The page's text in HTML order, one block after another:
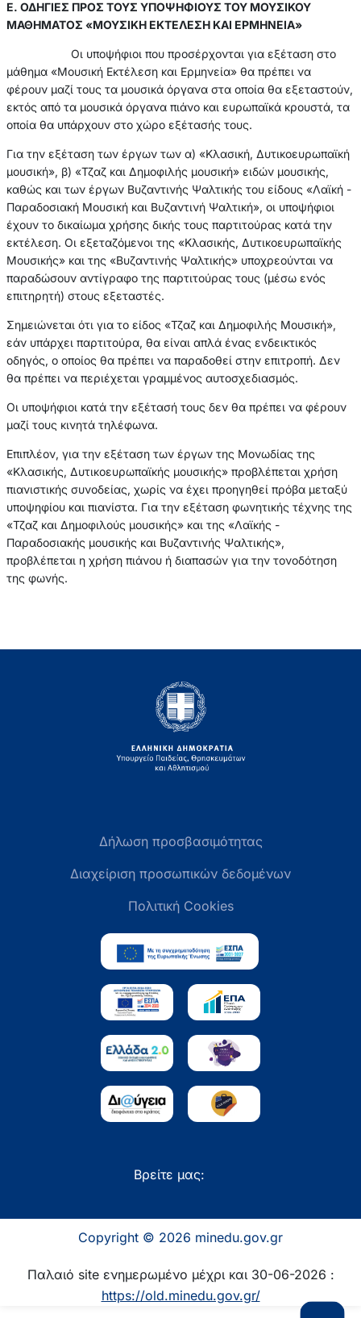
Ε. ΟΔΗΓΙΕΣ ΠΡΟΣ ΤΟΥΣ ΥΠΟΨΗΦΙΟΥΣ ΤΟΥ ΜΟΥΣΙΚΟΥ
ΜΑΘΗΜΑΤΟΣ «ΜΟΥΣΙΚΗ ΕΚΤΕΛΕΣΗ ΚΑΙ ΕΡΜΗΝΕΙΑ»
Οι υποψήφιοι που προσέρχονται για εξέταση στο
μάθημα «Μουσική Εκτέλεση και Ερμηνεία» θα πρέπει να
φέρουν μαζί τους τα μουσικά όργανα στα οποία θα εξεταστούν,
εκτός από τα μουσικά όργανα πιάνο και ευρωπαϊκά κρουστά, τα
οποία θα υπάρχουν στο χώρο εξέτασής τους.
Για την εξέταση των έργων των α) «Κλασική, Δυτικοευρωπαϊκή
μουσική», β) «Τζαζ και Δημοφιλής μουσική» ειδών μουσικής,
καθώς και των έργων Βυζαντινής Ψαλτικής του είδους «Λαϊκή -
Παραδοσιακή Μουσική και Βυζαντινή Ψαλτική», οι υποψήφιοι
έχουν το δικαίωμα χρήσης δικής τους παρτιτούρας κατά την
εκτέλεση. Οι εξεταζόμενοι της «Κλασικής, Δυτικοευρωπαϊκής
Μουσικής» και της «Βυζαντινής Ψαλτικής» υποχρεούνται να
παραδώσουν αντίγραφο της παρτιτούρας τους (μέσω ενός
επιτηρητή) στους εξεταστές.
Σημειώνεται ότι για το είδος «Τζαζ και Δημοφιλής Μουσική»,
εάν υπάρχει παρτιτούρα, θα είναι απλά ένας ενδεικτικός
οδηγός, ο οποίος θα πρέπει να παραδοθεί στην επιτροπή. Δεν
θα πρέπει να περιέχεται γραμμένος αυτοσχεδιασμός.
Οι υποψήφιοι κατά την εξέτασή τους δεν θα πρέπει να φέρουν
μαζί τους κινητά τηλέφωνα.
Επιπλέον, για την εξέταση των έργων της Μονωδίας της
«Κλασικής, Δυτικοευρωπαϊκής μουσικής» προβλέπεται χρήση
πιανιστικής συνοδείας, χωρίς να έχει προηγηθεί πρόβα μεταξύ
υποψηφίου και πιανίστα. Για την εξέταση φωνητικής τέχνης της
«Τζαζ και Δημοφιλούς μουσικής» και της «Λαϊκής -
Παραδοσιακής μουσικής και Βυζαντινής Ψαλτικής»,
προβλέπεται η χρήση πιάνου ή διαπασών για την τονοδότηση
της φωνής.
Δήλωση προσβασιμότητας
Διαχείριση προσωπικών δεδομένων
Πολιτική Cookies
Βρείτε μας:
Copyright © 2026 minedu.gov.gr
Παλαιό site ενημερωμένο μέχρι και 30-06-2026 :
https://old.minedu.gov.gr/
Επιστροφή